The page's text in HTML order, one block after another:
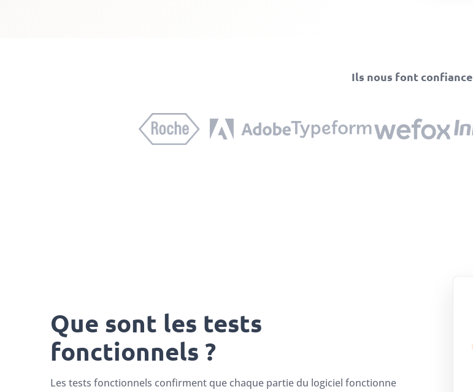
Ils nous font confiance
Que sont les tests
fonctionnels ?
Les tests fonctionnels confirment que chaque partie du logiciel fonctionne